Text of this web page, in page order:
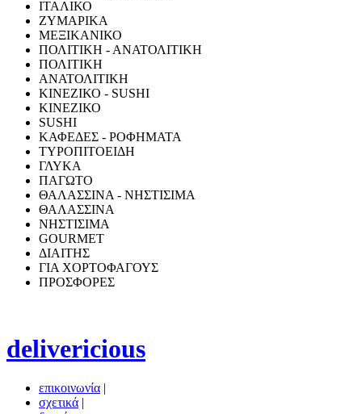
ΙΤΑΛΙΚΟ
ΖΥΜΑΡΙΚΑ
ΜΕΞΙΚΑΝΙΚΟ
ΠΟΛΙΤΙΚΗ - ΑΝΑΤΟΛΙΤΙΚΗ
ΠΟΛΙΤΙΚΗ
ΑΝΑΤΟΛΙΤΙΚΗ
ΚΙΝΕΖΙΚΟ - SUSHI
ΚΙΝΕΖΙΚΟ
SUSHI
ΚΑΦΕΔΕΣ - ΡΟΦΗΜΑΤΑ
ΤΥΡΟΠΙΤΟΕΙΔΗ
ΓΛΥΚΑ
ΠΑΓΩΤΟ
ΘΑΛΑΣΣΙΝΑ - ΝΗΣΤΙΣΙΜΑ
ΘΑΛΑΣΣΙΝΑ
ΝΗΣΤΙΣΙΜΑ
GOURMET
ΔΙΑΙΤΗΣ
ΓΙΑ ΧΟΡΤΟΦΑΓΟΥΣ
ΠΡΟΣΦΟΡΕΣ
delivericious
επικοινωνία |
σχετικά |